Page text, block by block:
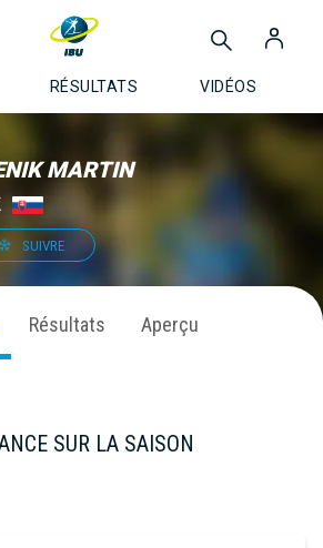
RÉSULTATS VIDÉOS
MARTIN
SUIVRE
Résultats Aperçu
SUR LA SAISON